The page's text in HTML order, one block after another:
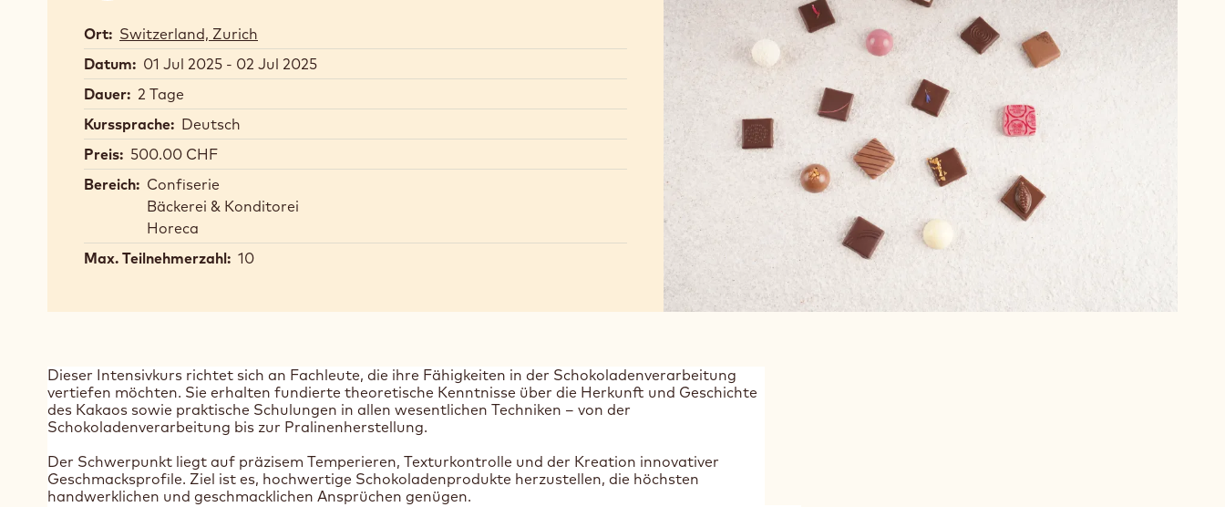
Ort: Switzerland, Zurich
Datum: 01 Jul 2025 - 02 Jul 2025
Dauer: 2 Tage
Kurssprache: Deutsch
Preis: 500.00 CHF
Bereich: Confiserie
Bäckerei & Konditorei
Horeca
Max. Teilnehmerzahl: 10
Dieser Intensivkurs richtet sich an Fachleute, die ihre Fähigkeiten in der Schokoladenverarbeitung
vertiefen möchten. Sie erhalten fundierte theoretische Kenntnisse über die Herkunft und Geschichte
des Kakaos sowie praktische Schulungen in allen wesentlichen Techniken – von der
Schokoladenverarbeitung bis zur Pralinenherstellung.
Der Schwerpunkt liegt auf präzisem Temperieren, Texturkontrolle und der Kreation innovativer
Geschmacksprofile. Ziel ist es, hochwertige Schokoladenprodukte herzustellen, die höchsten
handwerklichen und geschmacklichen Ansprüchen genügen.